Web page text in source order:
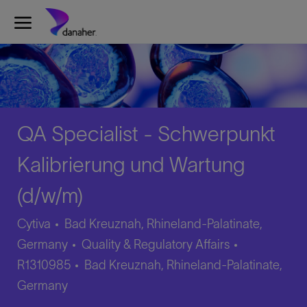
Skip to main content
QA Specialist - Schwerpunkt
Kalibrierung und Wartung
(d/w/m)
Cytiva
Bad Kreuznah, Rhineland-Palatinate,
Germany
Category
Quality & Regulatory Affairs
Id
R1310985 Location
Bad Kreuznah, Rhineland-Palatinate,
Germany